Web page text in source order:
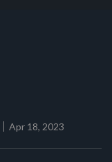
Apr 18, 2023